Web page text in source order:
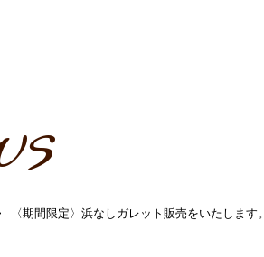
〈期間限定〉浜なしガレット販売をいたします。